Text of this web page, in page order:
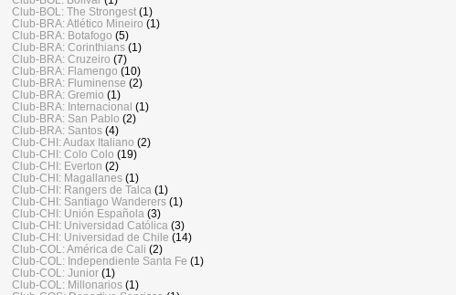
Club-BOL: The Strongest (1)
Club-BRA: Atlético Mineiro (1)
Club-BRA: Botafogo (5)
Club-BRA: Corinthians (1)
Club-BRA: Cruzeiro (7)
Club-BRA: Flamengo (10)
Club-BRA: Fluminense (2)
Club-BRA: Gremio (1)
Club-BRA: Internacional (1)
Club-BRA: San Pablo (2)
Club-BRA: Santos (4)
Club-CHI: Audax Italiano (2)
Club-CHI: Colo Colo (19)
Club-CHI: Everton (2)
Club-CHI: Magallanes (1)
Club-CHI: Rangers de Talca (1)
Club-CHI: Santiago Wanderers (1)
Club-CHI: Unión Española (3)
Club-CHI: Universidad Católica (3)
Club-CHI: Universidad de Chile (14)
Club-COL: América de Cali (2)
Club-COL: Independiente Santa Fe (1)
Club-COL: Junior (1)
Club-COL: Millonarios (1)